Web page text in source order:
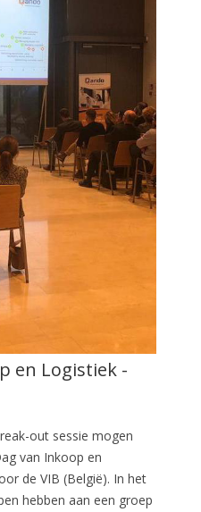
en Logistiek -
out sessie mogen
van Inkoop en
de VIB (België). In het
hebben aan een groep